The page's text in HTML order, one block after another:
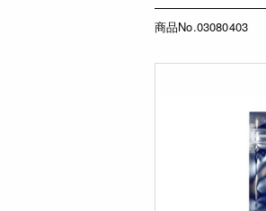
商品No.03080403